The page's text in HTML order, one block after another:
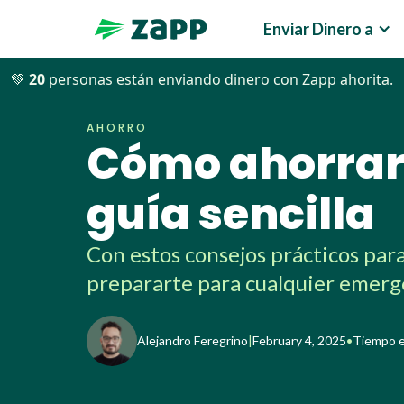
Enviar Dinero a
💚 20 personas están enviando dinero con Zapp ahorita.
Blog>>Ahorro>>Cómo ahorrar dinero en USA: Una
AHORRO
Cómo
guía sencilla
Con estos consejos prácticos
prepararte para cualquier
Alejandro Feregrino|February 4, 2025•Tiempo